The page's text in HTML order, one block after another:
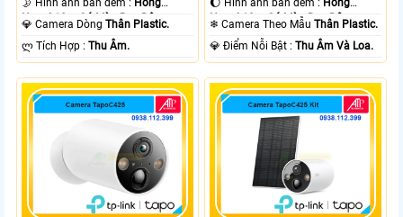
Ngoại 10m Có Màu Ban Ðêm.
💎 Camera DòngThân Plastic.
️ლ Tích Hợp :Thu Âm.
Ngoại 10m Có Màu Ban Ðêm.
❄ Camera Theo MẫuThân Plastic.
️💎 Điểm Nỗi Bật :Thu Âm Và Loa.